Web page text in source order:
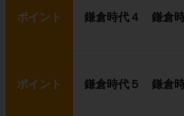
ポイント 鎌倉時代４ 鎌倉時
ポイント 鎌倉時代５ 鎌倉時